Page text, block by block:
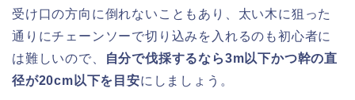
受け口の方向に倒れないこともあり、太い木に狙った
通りにチェーンソーで切り込みを入れるのも初心者に
は難しいので、
自分で伐採するなら3m以下かつ幹の直
径が20cm以下を目安にしましょう。